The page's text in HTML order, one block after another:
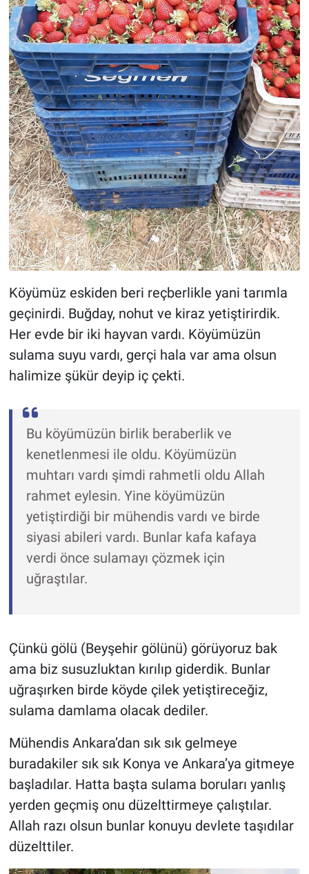
Köyümüz eskiden beri reçberlikle yani tarımla
geçinirdi. Buğday, nohut ve kiraz yetiştirirdik.
Her evde bir iki hayvan vardı. Köyümüzün
sulama suyu vardı, gerçi hala var ama olsun
halimize şükür deyip iç çekti.
Bu köyümüzün birlik beraberlik ve
kenetlenmesi ile oldu. Köyümüzün
muhtarı vardı şimdi rahmetli oldu Allah
rahmet eylesin. Yine köyümüzün
yetiştirdiği bir mühendis vardı ve birde
siyasi abileri vardı. Bunlar kafa kafaya
verdi önce sulamayı çözmek için
uğraştılar.
Çünkü gölü (Beyşehir gölünü) görüyoruz bak
ama biz susuzluktan kırılıp giderdik. Bunlar
uğraşırken birde köyde çilek yetiştireceğiz,
sulama damlama olacak dediler.
Mühendis Ankara’dan sık sık gelmeye
buradakiler sık sık Konya ve Ankara’ya gitmeye
başladılar. Hatta başta sulama boruları yanlış
yerden geçmiş onu düzelttirmeye çalıştılar.
Allah razı olsun bunlar konuyu devlete taşıdılar
düzelttiler.